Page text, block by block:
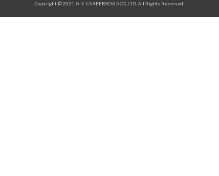
Copyright © 2021 ＮＸ CAREERROAD CO.,LTD. All Rights Reserved.